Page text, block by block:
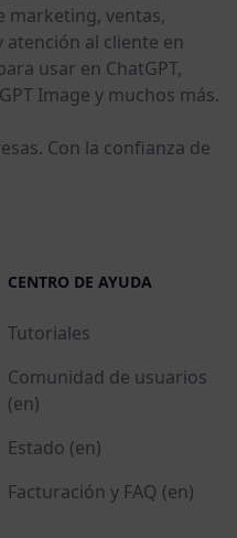
marketing, ventas,
al cliente en
usar en ChatGPT,
Image y muchos más.
Con la confianza de
CENTRO DE AYUDA
Tutoriales
Comunidad de usuarios
(en)
Estado (en)
Facturación y FAQ (en)